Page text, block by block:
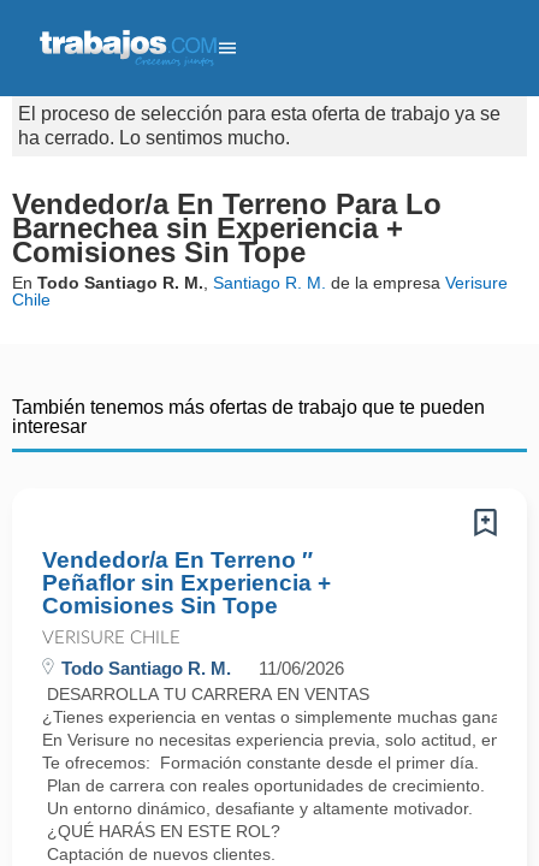
El proceso de selección para esta oferta de trabajo ya se
ha cerrado. Lo sentimos mucho.
Vendedor/a En Terreno Para Lo
Barnechea sin Experiencia +
Comisiones Sin Tope
En Todo Santiago R. M. Santiago R. M. de la empresa Verisure
Chile
También tenemos más ofertas de trabajo que te pueden
interesar
Vendedor/a En Terreno ″
Peñaflor sin Experiencia +
Comisiones Sin Tope
VERISURE CHILE
Todo Santiago R. M. 11/06/2026
DESARROLLA TU CARRERA EN VENTAS
¿Tienes experiencia en ventas o simplemente muchas ganas
En Verisure no necesitas experiencia previa, solo actitud,
Te ofrecemos: Formación constante desde el primer día.
Plan de carrera con reales oportunidades de crecimiento.
Un entorno dinámico, desafiante y altamente motivador.
¿QUÉ HARÁS EN ESTE ROL?
Captación de nuevos clientes.